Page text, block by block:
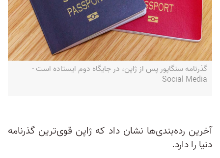
گذرنامه سنگاپور پس از ژاپن، در جایگاه دوم ایستاده است -
Social Media
آخرین رده‌بندی‌ها نشان داد که ژاپن قوی‌ترین گذرنامه
دنیا را دارد.